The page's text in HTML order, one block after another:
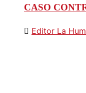
CASO
Editor La